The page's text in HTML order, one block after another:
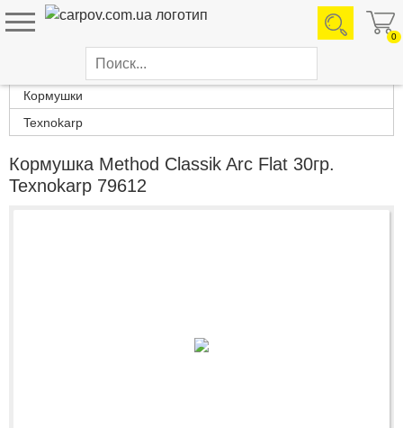
0
Каталог товаров
Кормушки
Texnokarp
Кормушка Method Classik Arc Flat 30гр.
Texnokarp 79612